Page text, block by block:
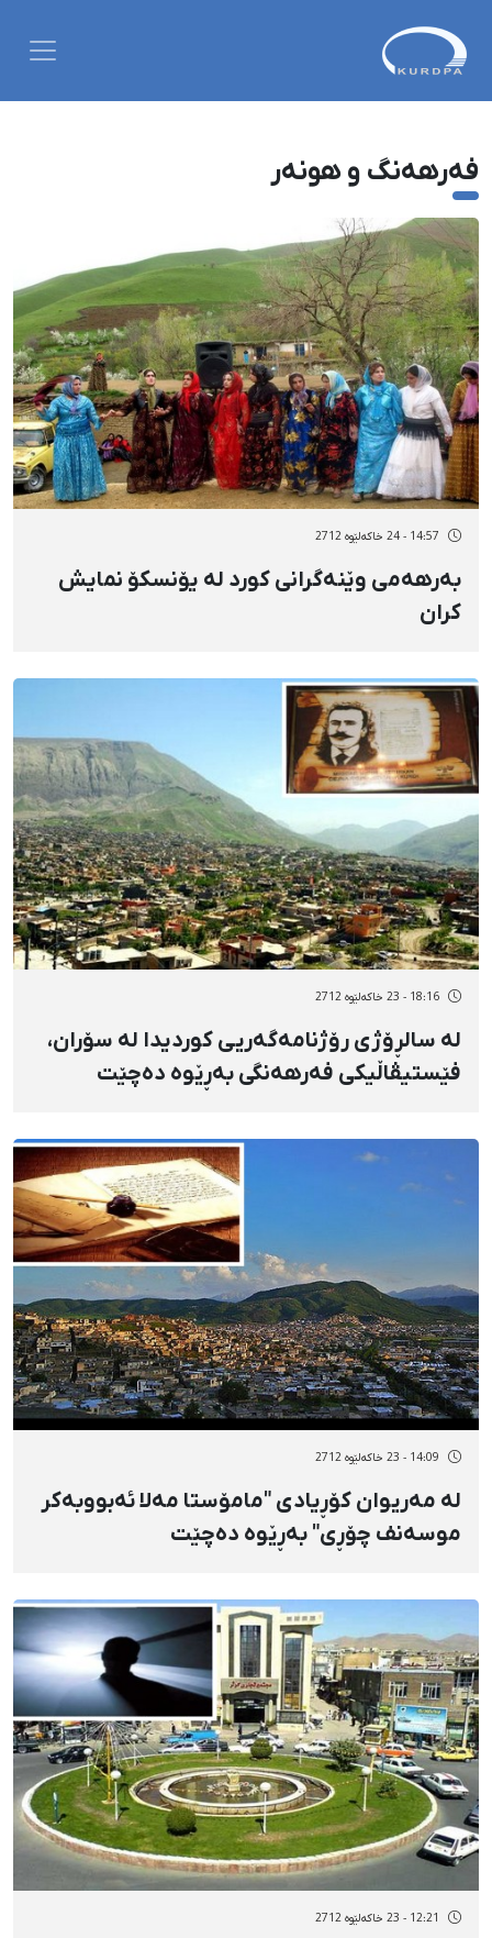
فەرهەنگ و هونەر
14:57 - 24 خاکەلێوه 2712
بەرهەمی وێنەگرانی كورد لە یۆنسكۆ نمایش
كران
18:16 - 23 خاکەلێوه 2712
لە سالڕۆژی رۆژنامەگەریی كوردیدا لە سۆران،
فێستیڤاڵیكی فەرهەنگی بەڕێوە دەچێت
14:09 - 23 خاکەلێوه 2712
لە مەریوان كۆڕیادی "مامۆستا مەلا ئەبووبەكر
موسەنف چۆڕی" بەڕێوە دەچێت
12:21 - 23 خاکەلێوه 2712